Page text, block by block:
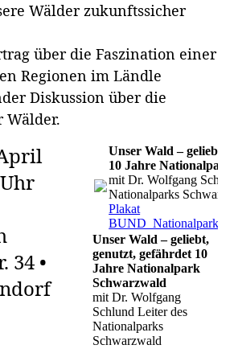
Wälder zukunftssicher
über die Faszination einer
Regionen im Ländle
Diskussion über die
Wälder.
Unser Wald – geliebt,
10 Jahre
mit Dr. Wolfgang
Nationalparks
Plakat
Unser Wald – geliebt,
genutzt, gefährdet 10
Jahre Nationalpark
Schwarzwald
mit Dr. Wolfgang
Schlund Leiter des
Nationalparks
Schwarzwald
34 •